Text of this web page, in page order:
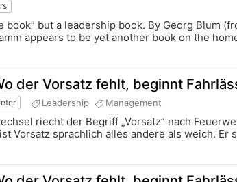
book” but a leadership book. By Georg Blum
appears to be yet another book on the
der Vorsatz fehlt, beginnt
Leadership Management
riecht der Begriff „Vorsatz” nach
Vorsatz sprachlich alles andere als weich. Er